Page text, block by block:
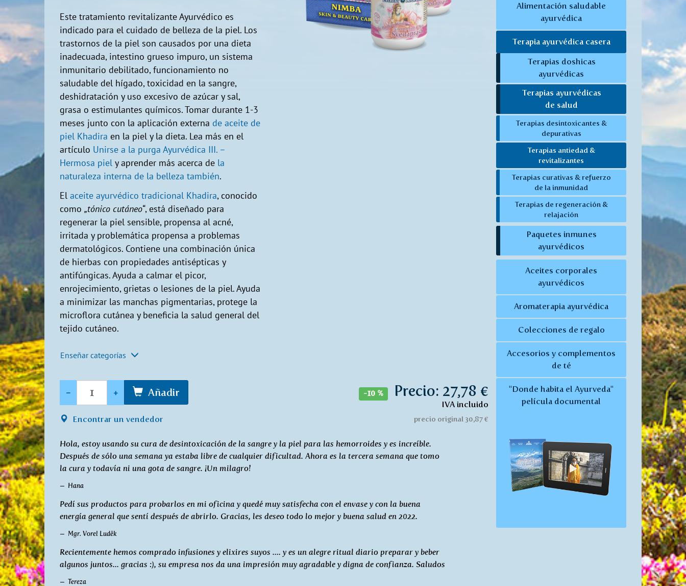
Este tratamiento revitalizante Ayurvédico es
indicado para el cuidado de belleza de la piel. Los
trastornos de la piel son causados por una dieta
inadecuada, intestino grueso impuro, un sistema
inmunitario debilitado, funcionamiento no
saludable del hígado, toxicidad en la sangre,
deshidratación y uso excesivo de azúcar y sal,
grasa o estimulantes químicos. Tomar durante 1-3
meses junto con la aplicación externa de aceite de
piel Khadira en la piel y la dieta. Lea más en el
artículo Unirse a la purga Ayurvédica III. –
Hermosa piel y aprender más acerca de la
naturaleza interna de la belleza también.
El aceite ayurvédico tradicional Khadira, conocido
como „tónico cutáneo“, está diseñado para
regenerar la piel sensible, propensa al acné,
irritada y problemática propensa a problemas
dermatológicos. Contiene una combinación única
de hierbas con propiedades antisépticas y
antifúngicas. Ayuda a calmar el picor,
enrojecimiento, grietas o lesiones de la piel. Ayuda
a minimizar las manchas pigmentarias, protege la
microflora cutánea y beneficia la salud general del
tejido cutáneo.
Enseñar categorías
- + Añadir
Encontrar un vendedor
-10 % Precio: 27,78 €
IVA incluido
precio original 30,87 €
Hola, estoy usando su cura de desintoxicación de la sangre y la piel para las hemorroides y es increíble.
Después de sólo una semana ya estaba libre de cualquier dificultad. Ahora es la tercera semana que tomo
la cura y todavía ni una gota de sangre. ¡Un milagro!
Hana
Pedí sus productos para probarlos en mi oficina y quedé muy satisfecha con el envase y con la buena
energía general que sentí después de abrirlo. Gracias, les deseo todo lo mejor y buena salud en 2022.
Mgr. Vorel Luděk
Recientemente hemos comprado infusiones y elixires suyos .... y es un alegre ritual diario preparar y beber
algunos juntos... gracias :), su empresa nos da una impresión muy agradable y digna de confianza. Saludos
Tereza
Alimentación saludable
ayurvédica
Terapia ayurvédica casera
Terapias doshicas
ayurvédicas
Terapias ayurvédicas
de salud
Terapias desintoxicantes &
depurativas
Terapias antiedad &
revitalizantes
Terapias curativas & refuerzo
de la inmunidad
Terapias de regeneración &
relajación
Paquetes inmunes
ayurvédicos
Aceites corporales
ayurvédicos
Aromaterapia ayurvédica
Colecciones de regalo
Accesorios y complementos
de té
"Donde habita el Ayurveda"
película documental